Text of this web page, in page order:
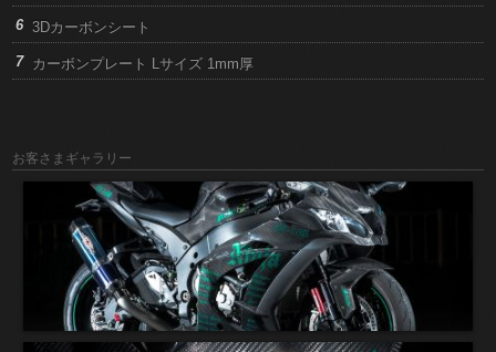
3Dカーボンシート
カーボンプレート Lサイズ 1mm厚
お客さまギャラリー